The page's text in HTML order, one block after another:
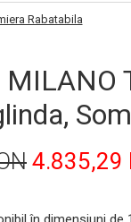
Rabatabila
4.835,29